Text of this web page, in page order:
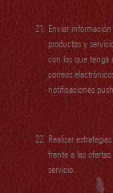
Enviar
productos y
con los que tenga
correos
notificaciones
Realizar
frente a las
servicio.